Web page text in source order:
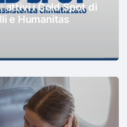
attivi i Cold Spot di
e Humanitas